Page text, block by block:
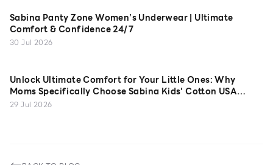
Sabina Panty Zone Women’s Underwear | Ultimate
Comfort & Confidence 24/7
30 Jul 2026
Unlock Ultimate Comfort for Your Little Ones: Why
Moms Specifically Choose Sabina Kids' Cotton USA
Camisoles
29 Jul 2026